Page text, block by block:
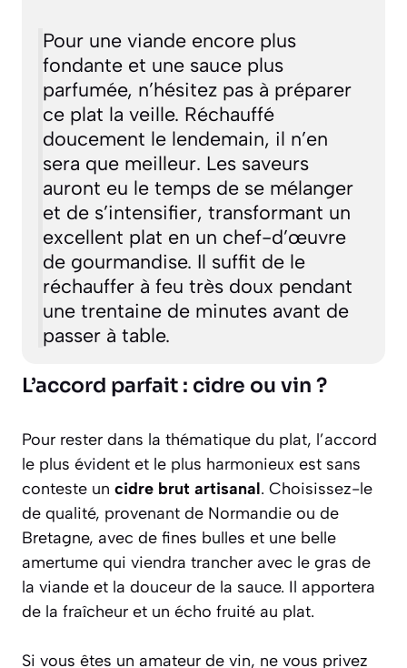
Pour une viande encore plus
fondante et une sauce plus
parfumée, n’hésitez pas à préparer
ce plat la veille. Réchauffé
doucement le lendemain, il n’en
sera que meilleur. Les saveurs
auront eu le temps de se mélanger
et de s’intensifier, transformant un
excellent plat en un chef-d’œuvre
de gourmandise. Il suffit de le
réchauffer à feu très doux pendant
une trentaine de minutes avant de
passer à table.
L’accord parfait : cidre ou vin ?
Pour rester dans la thématique du plat, l’accord
le plus évident et le plus harmonieux est sans
conteste un cidre brut artisanal. Choisissez-le
de qualité, provenant de Normandie ou de
Bretagne, avec de fines bulles et une belle
amertume qui viendra trancher avec le gras de
la viande et la douceur de la sauce. Il apportera
de la fraîcheur et un écho fruité au plat.
Si vous êtes un amateur de vin, ne vous privez